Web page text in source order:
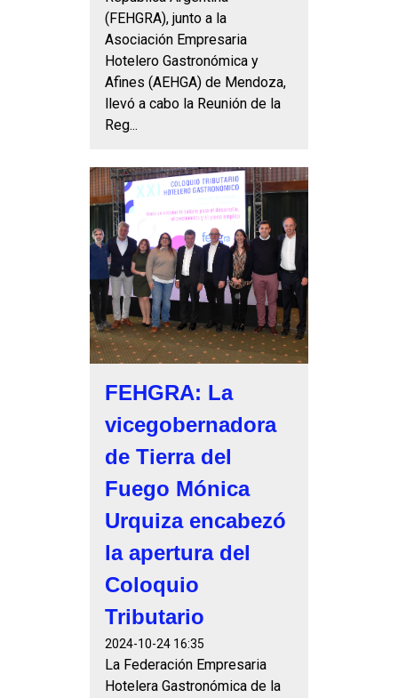
(FEHGRA), junto a la
Asociación Empresaria
Hotelero Gastronómica y
Afines (AEHGA) de Mendoza,
llevó a cabo la Reunión de la
Reg...
FEHGRA: La
vicegobernadora
de Tierra del
Fuego Mónica
Urquiza encabezó
la apertura del
Coloquio
Tributario
2024-10-24 16:35
La Federación Empresaria
Hotelera Gastronómica de la